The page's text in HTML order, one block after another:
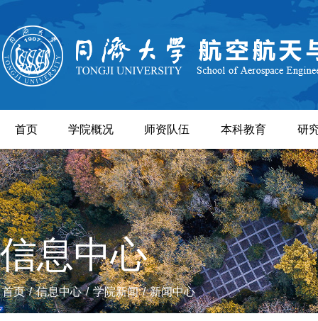
首页 学院概况 师资队伍 本科教育 研
信息中心
首页 / 信息中心 / 学院新闻 / 新闻中心